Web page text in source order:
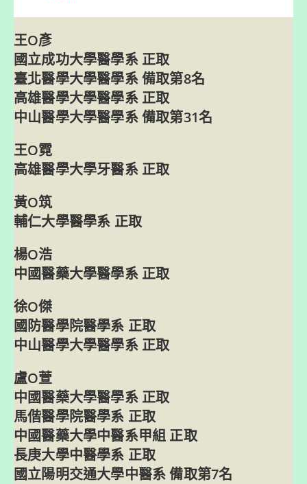
王O彥
國立成功大學醫學系 正取
臺北醫學大學醫學系 備取第8名
高雄醫學大學醫學系 正取
中山醫學大學醫學系 備取第31名
王O霓
高雄醫學大學牙醫系 正取
黃O筑
輔仁大學醫學系 正取
楊O浩
中國醫藥大學醫學系 正取
徐O傑
國防醫學院醫學系 正取
中山醫學大學醫學系 正取
盧O萱
中國醫藥大學醫學系 正取
馬偕醫學院醫學系 正取
中國醫藥大學中醫系甲組 正取
長庚大學中醫學系 正取
國立陽明交通大學中醫系 備取第7名